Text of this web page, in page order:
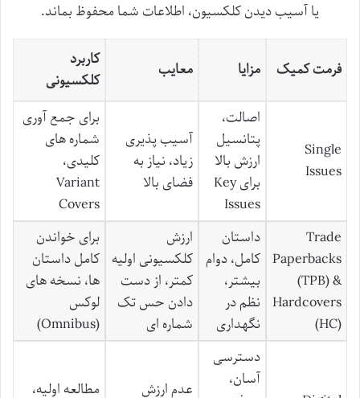
یا آسیب دیدن کلکسیون، اطلاعات شما محفوظ بماند.
فرمت کمیک مزایا معایب
کاربرد
کلکسیونی
Single
Issues
اصالت،
پتانسیل
ارزش بالا
برای Key
Issues
آسیب پذیری
زیاد، نیاز به
فضای بالا
برای جمع آوری
شماره های
کلیدی،
Variant
Covers
Trade
Paperbacks
(TPB) &
Hardcovers
(HC)
داستان
کامل، دوام
بیشتر،
نظم در
نگهداری
ارزش
کلکسیونی اولیه
کمتر، از دست
دادن حس تک
شماره ای
برای خواندن
کامل داستان
ها، نسخه های
لوکس
(Omnibus)
دسترسی
آسان،
عدم ارزش
مطالعه اولیه،